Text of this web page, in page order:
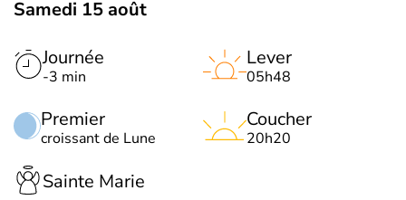
Samedi 15 août
Journée
-3 min
Premier
croissant de Lune
Lever
05h48
Coucher
20h20
Sainte Marie